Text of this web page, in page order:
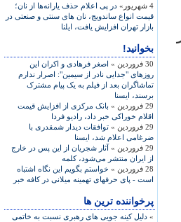
4 شهریور»
در پی اعلام حذف يارانه‌ها از نان؛
قيمت انواع ساندويج، نان های سنتی و صنعتی در
بازار تهران افزايش يافت، ايلنا
بخوانید!
30 فروردین »
اصغر فرهادی و اکران اين
روزهای "جدايی نادر از سيمين": اصرار ندارم
تماشاگران بعد از فيلم به يک پيام مشترک
برسند، ايسنا
29 فروردین »
بانک مرکزی از افزایش قیمت
اقلام خوراکی خبر داد، رادیو فردا
29 فروردین »
توافقات ديدار شمقدری با
ضرغامی اعلام شد، ايسنا
29 فروردین »
آثار شجریان از این پس در خارج
از ایران منتشر می‌شود، کلمه
28 فروردین »
خواستم بگویم این​ نگاه اشتباه
است - پای حرف​های تهمینه میلانی در کافه خبر
پرخواننده ترین ها
» دلیل کینه جویی های رهبری نسبت به خاتمی